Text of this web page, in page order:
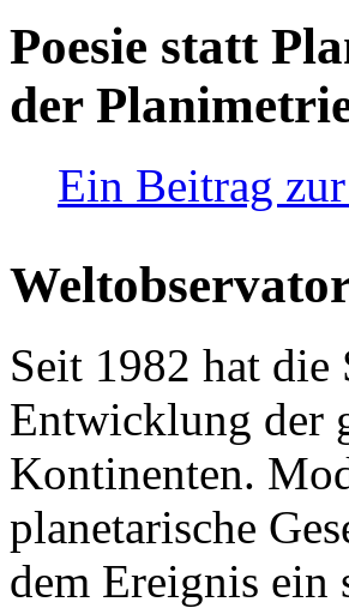
Poesie statt
der
Ein Beitrag
Seit 1982 hat
Entwicklung der
Kontinenten.
planetarische
dem Ereignis